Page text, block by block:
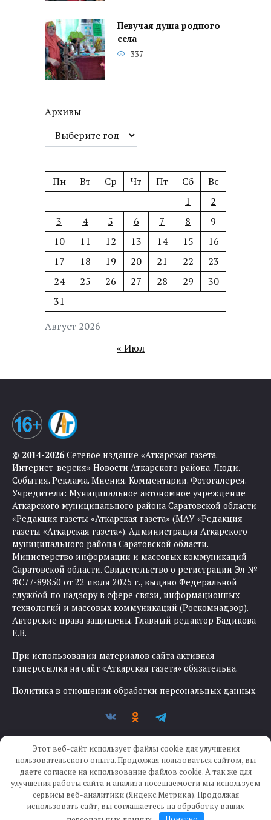
Певучая душа родного
села
337
Архивы
Август 2026
Пн Вт Ср Чт Пт Сб
Вс
1
2
3
4 5 6 7 8
9
10
11 12 13 14 15
16
17
18 19 20 21 22
23
24
25 26 27 28 29
30
31
« Июл
© 2014-2026Сетевое издание «Аткарская газета.
Интернет-версия» Новости Аткарского района. Люди.
События. Реклама. Мнения. Комментарии. Фотогалерея.
Учредители: Муниципальное автономное учреждение
Аткарского муниципального района Саратовской области
«Редакция газеты «Аткарская газета» (МАУ «Редакция
газеты «Аткарская газета»). Администрация Аткарского
муниципального района Саратовской области.
Министерство информации и массовых коммуникаций
Саратовской области. Свидетельство о регистрации Эл №
ФС77-89850 от 22 июля 2025 г., выдано Федеральной
службой по надзору в сфере связи, информационных
технологий и массовых коммуникаций (Роскомнадзор).
Авторские права защищены. Главный редактор Бадикова
Е.В.
При использовании материалов сайта активная
гиперссылка на сайт «Аткарская газета» обязательна.
Политика в отношении обработки персональных данных
Создание сайта —IKWEB
Этот веб-сайт использует файлы cookie для улучшения
пользовательского опыта. Продолжая пользоваться сайтом, вы
даете согласие на использование файлов cookie. А так же для
улучшения работы сайта и анализа посещаемости мы используем
сервисы веб-аналитики (Яндекс.Метрика). Продолжая
использовать сайт, вы соглашаетесь на обработку ваших